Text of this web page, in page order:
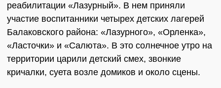
реабилитации «Лазурный». В нем приняли
участие воспитанники четырех детских лагерей
Балаковского района: «Лазурного», «Орленка»,
«Ласточки» и «Салюта». В это солнечное утро на
территории царили детский смех, звонкие
кричалки, суета возле домиков и около сцены.